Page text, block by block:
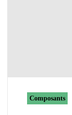
Composants